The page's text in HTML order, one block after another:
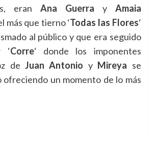
eran Ana Guerra y Amaia
más que tierno ‘Todas las Flores‘
al público y que era seguido
‘Corre‘ donde los imponentes
de Juan Antonio y Mireya se
ofreciendo un momento de lo más